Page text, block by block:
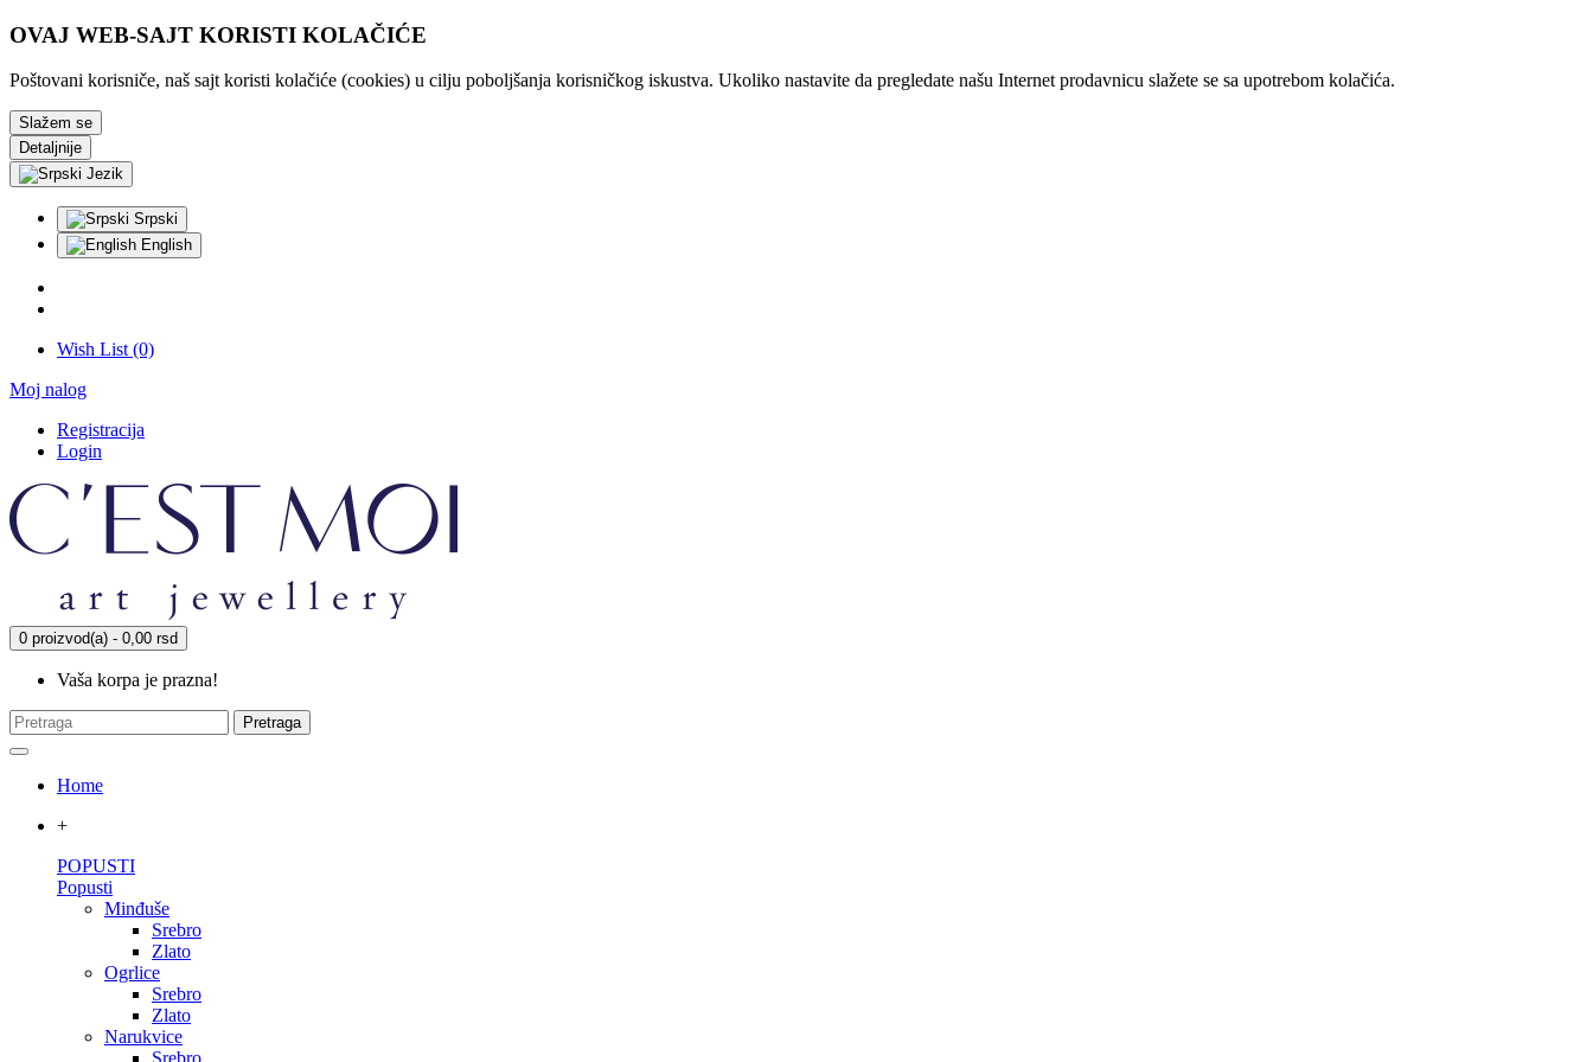
OVAJ WEB-SAJT KORISTI KOLAČIĆE
Poštovani korisniče, naš sajt koristi kolačiće (cookies) u cilju poboljšanja korisničkog iskustva. Ukoliko nastavite da pregledate našu Internet prodavnicu slažete se sa upotrebom kolačića.
Slažem se
Detaljnije
Jezik
Srpski
English
Wish List (0)
Moj nalog
Registracija
Login
0 proizvod(a) - 0,00 rsd
Vaša korpa je prazna!
Pretraga
Home
+
POPUSTI
Popusti
Minđuše
Srebro
Zlato
Ogrlice
Srebro
Zlato
Narukvice